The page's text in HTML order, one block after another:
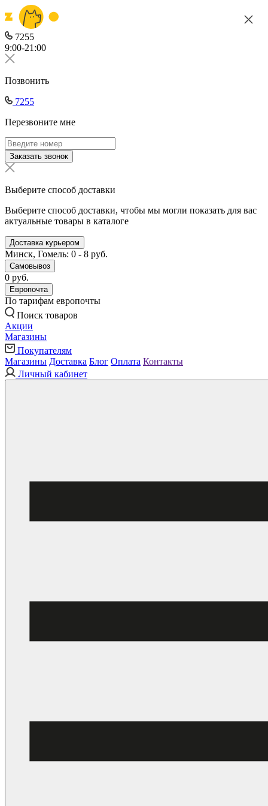
7255
9:00-21:00
Позвонить
7255
Перезвоните мне
Заказать звонок
Выберите способ доставки
Выберите способ доставки, чтобы мы могли показать для вас
актуальные товары в каталоге
Доставка курьером
Минск, Гомель: 0 - 8 руб.
Самовывоз
0 руб.
Европочта
По тарифам европочты
Поиск товаров
Акции
Магазины
Покупателям
Магазины Доставка Блог Оплата Контакты
Личный кабинет